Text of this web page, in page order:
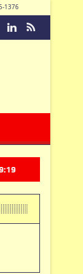
1376
frena sul